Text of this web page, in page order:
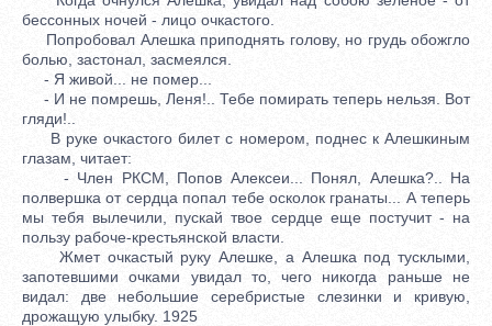
бессонных ночей - лицо очкастого.
Попробовал Алешка приподнять голову, но грудь обожгло
болью, застонал, засмеялся.
- Я живой... не помер...
- И не помрешь, Леня!.. Тебе помирать теперь нельзя. Вот
гляди!..
В руке очкастого билет с номером, поднес к Алешкиным
глазам, читает:
- Член РКСМ, Попов Алексеи... Понял, Алешка?.. На
полвершка от сердца попал тебе осколок гранаты... А теперь
мы тебя вылечили, пускай твое сердце еще постучит - на
пользу рабоче-крестьянской власти.
Жмет очкастый руку Алешке, а Алешка под тусклыми,
запотевшими очками увидал то, чего никогда раньше не
видал: две небольшие серебристые слезинки и кривую,
дрожащую улыбку. 1925